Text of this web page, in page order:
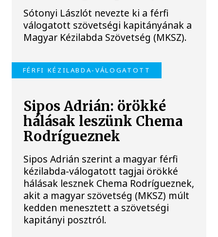
Sótonyi Lászlót nevezte ki a férfi
válogatott szövetségi kapitányának a
Magyar Kézilabda Szövetség (MKSZ).
FÉRFI KÉZILABDA-VÁLOGATOTT
Sipos Adrián: örökké
hálásak leszünk Chema
Rodrígueznek
Sipos Adrián szerint a magyar férfi
kézilabda-válogatott tagjai örökké
hálásak lesznek Chema Rodrígueznek,
akit a magyar szövetség (MKSZ) múlt
kedden menesztett a szövetségi
kapitányi posztról.